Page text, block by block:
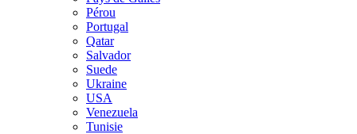
Pérou
Portugal
Qatar
Salvador
Suede
Ukraine
USA
Venezuela
Tunisie